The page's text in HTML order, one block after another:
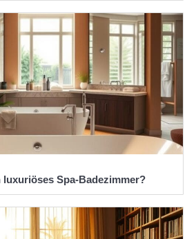
luxuriöses Spa-Badezimmer?